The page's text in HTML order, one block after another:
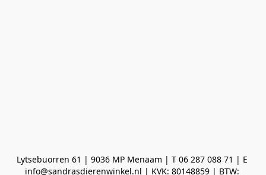
Lytsebuorren 61 | 9036 MP Menaam | T 06 287 088 71 | E
info@sandrasdierenwinkel.nl | KVK: 80148859 | BTW: